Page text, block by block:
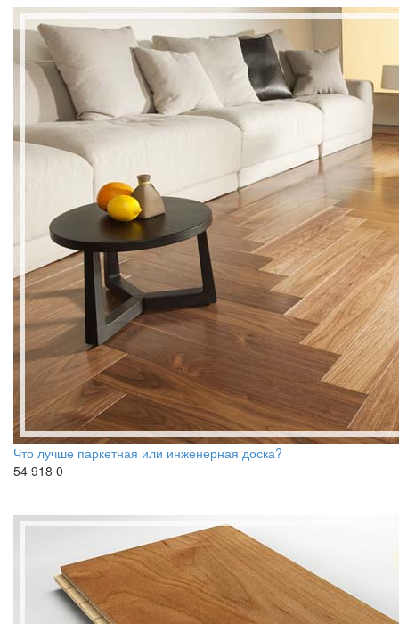
Что лучше паркетная или инженерная доска?
54 918 0